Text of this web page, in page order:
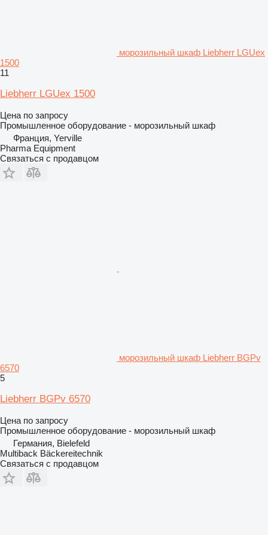
морозильный шкаф Liebherr LGUex
1500
11
Liebherr LGUex 1500
Цена по запросу
Промышленное оборудование - морозильный шкаф
Франция, Yerville
Pharma Equipment
Связаться с продавцом
морозильный шкаф Liebherr BGPv
6570
5
Liebherr BGPv 6570
Цена по запросу
Промышленное оборудование - морозильный шкаф
Германия, Bielefeld
Multiback Bäckereitechnik
Связаться с продавцом